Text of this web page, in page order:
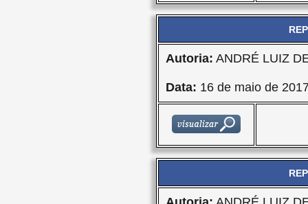
Autoria: ANDRÉ LUIZ
Data: 16 de maio de